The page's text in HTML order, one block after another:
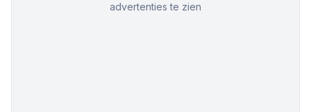
advertenties te zien